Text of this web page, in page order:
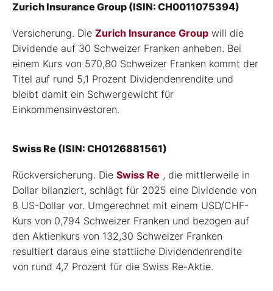
Zurich Insurance Group (ISIN: CH0011075394)
Versicherung. Die Zurich Insurance Group will die
Dividende auf 30 Schweizer Franken anheben. Bei
einem Kurs von 570,80 Schweizer Franken kommt der
Titel auf rund 5,1 Prozent Dividendenrendite und
bleibt damit ein Schwergewicht für
Einkommensinvestoren.
Swiss Re (ISIN: CH0126881561)
Rückversicherung. Die Swiss Re , die mittlerweile in
Dollar bilanziert, schlägt für 2025 eine Dividende von
8 US-Dollar vor. Umgerechnet mit einem USD/CHF-
Kurs von 0,794 Schweizer Franken und bezogen auf
den Aktienkurs von 132,30 Schweizer Franken
resultiert daraus eine stattliche Dividendenrendite
von rund 4,7 Prozent für die Swiss Re-Aktie.